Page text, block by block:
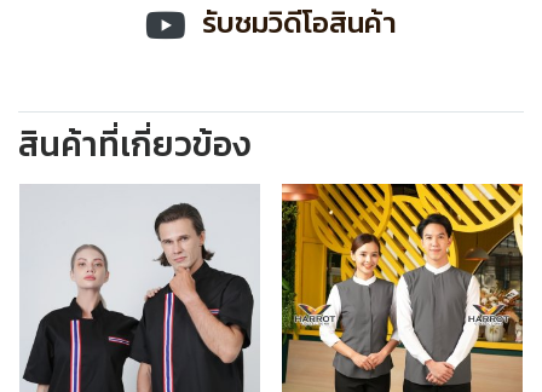
รับชมวิดีโอสินค้า
สินค้าที่เกี่ยวข้อง